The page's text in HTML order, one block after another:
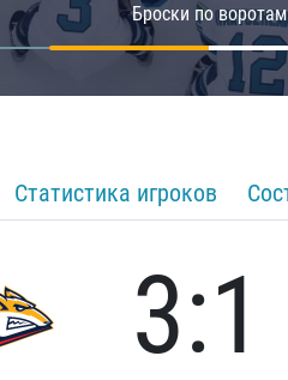
Броски по воротам
Статистика игроков
3:1